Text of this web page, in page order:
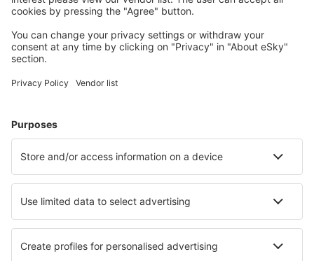
Plan uw reis
Vliegtickets
Stedentrip
Vlucht+hotel
Hotels
Parkeren
Transfers
Attracties
Kom meer te weten